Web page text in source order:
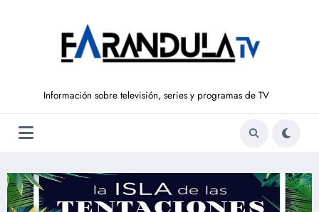
Información sobre televisión, series y programas de TV